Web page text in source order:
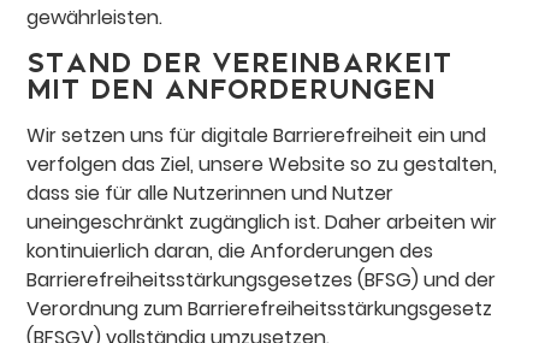
gewährleisten.
Stand der Vereinbarkeit
mit den Anforderungen
Wir setzen uns für digitale Barrierefreiheit ein und
verfolgen das Ziel, unsere Website so zu gestalten,
dass sie für alle Nutzerinnen und Nutzer
uneingeschränkt zugänglich ist. Daher arbeiten wir
kontinuierlich daran, die Anforderungen des
Barrierefreiheitsstärkungsgesetzes (BFSG) und der
Verordnung zum Barrierefreiheitsstärkungsgesetz